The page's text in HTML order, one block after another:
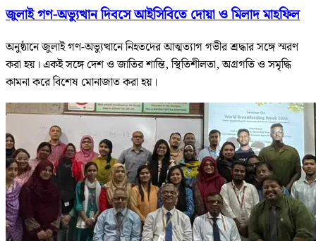
জুলাই গণ-অভ্যুত্থান দিবসে আইসিবিতে দোয়া ও মিলাদ মাহফিল
অনুষ্ঠানে জুলাই গণ-অভ্যুত্থানে নিহতদের আত্মত্যাগ গভীর শ্রদ্ধার সঙ্গে স্মরণ
করা হয়। একই সঙ্গে দেশ ও জাতির শান্তি, স্থিতিশীলতা, অগ্রগতি ও সমৃদ্ধি
কামনা করে বিশেষ মোনাজাত করা হয়।